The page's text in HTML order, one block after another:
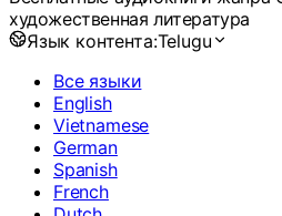
художественная литература
Язык контента:Telugu
Все языки
English
Vietnamese
German
Spanish
French